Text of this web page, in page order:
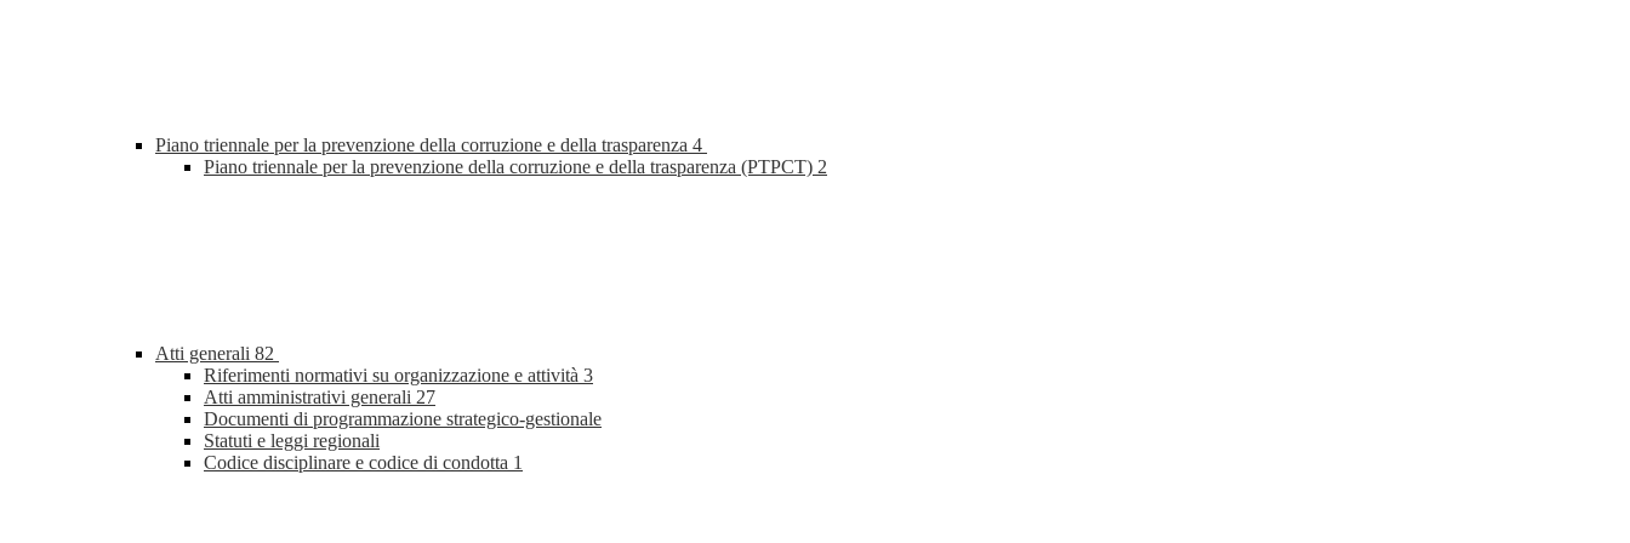
Piano triennale per la prevenzione della corruzione e della trasparenza 4
Piano triennale per la prevenzione della corruzione e della trasparenza (PTPCT) 2
Atti generali 82
Riferimenti normativi su organizzazione e attività 3
Atti amministrativi generali 27
Documenti di programmazione strategico-gestionale
Statuti e leggi regionali
Codice disciplinare e codice di condotta 1